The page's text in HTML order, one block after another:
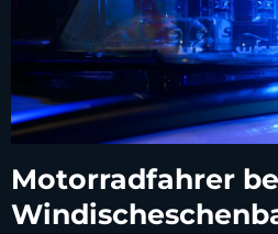
Motorradfahrer